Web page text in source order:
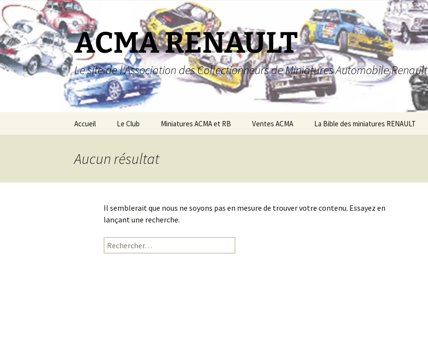
Aller
au
contenu
ACMA RENAULT
Le site de l'Association des Collectionneurs de Miniatures Automobile Renault
Accueil Le Club Miniatures ACMA et RB Ventes ACMA La Bible des miniatures RENAULT
Aucun résultat
Il semblerait que nous ne soyons pas en mesure de trouver votre contenu. Essayez en
lançant une recherche.
Rechercher :